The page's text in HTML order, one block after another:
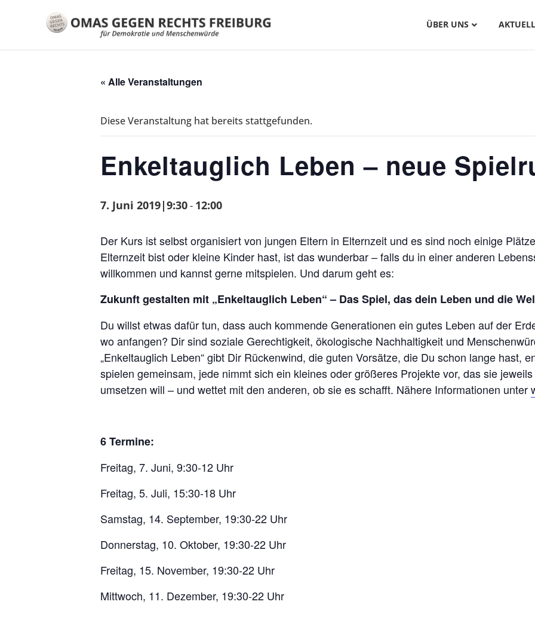
ÜBER UNS
« Alle Veranstaltungen
Diese Veranstaltung hat bereits stattgefunden.
Enkeltauglich Leben – neue
7. Juni 2019|9:30- 12:00
Der Kurs ist selbst organisiert von jungen Eltern in Elternzeit und es sind noch einige
Elternzeit bist oder kleine Kinder hast, ist das wunderbar – falls du in einer anderen
willkommen und kannst gerne mitspielen. Und darum geht es:
Zukunft gestalten mit „Enkeltauglich Leben“ – Das Spiel, das dein Leben und die
Du willst etwas dafür tun, dass auch kommende Generationen ein gutes Leben auf der
wo anfangen? Dir sind soziale Gerechtigkeit, ökologische Nachhaltigkeit und
„Enkeltauglich Leben“ gibt Dir Rückenwind, die guten Vorsätze, die Du schon lange hast,
spielen gemeinsam, jede nimmt sich ein kleines oder größeres Projekte vor, das sie
umsetzen will – und wettet mit den anderen, ob sie es schafft. Nähere Informationen unter
6 Termine:
Freitag, 7. Juni, 9:30-12 Uhr
Freitag, 5. Juli, 15:30-18 Uhr
Samstag, 14. September, 19:30-22 Uhr
Donnerstag, 10. Oktober, 19:30-22 Uhr
Freitag, 15. November, 19:30-22 Uhr
Mittwoch, 11. Dezember, 19:30-22 Uhr